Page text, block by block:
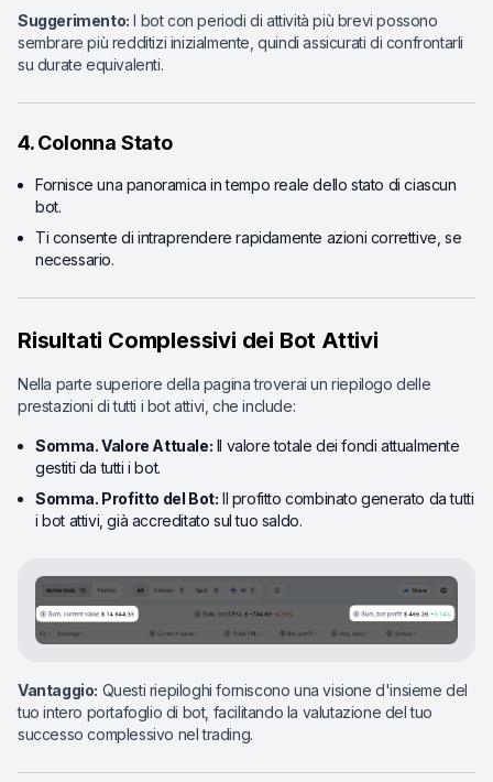
Suggerimento: I bot con periodi di attività più brevi possono
sembrare più redditizi inizialmente, quindi assicurati di confrontarli
su durate equivalenti.
4. Colonna Stato
Fornisce una panoramica in tempo reale dello stato di ciascun
bot.
Ti consente di intraprendere rapidamente azioni correttive, se
necessario.
Risultati Complessivi dei Bot Attivi
Nella parte superiore della pagina troverai un riepilogo delle
prestazioni di tutti i bot attivi, che include:
Somma. Valore Attuale: Il valore totale dei fondi attualmente
gestiti da tutti i bot.
Somma. Profitto del Bot: Il profitto combinato generato da tutti
i bot attivi, già accreditato sul tuo saldo.
Vantaggio: Questi riepiloghi forniscono una visione d'insieme del
tuo intero portafoglio di bot, facilitando la valutazione del tuo
successo complessivo nel trading.